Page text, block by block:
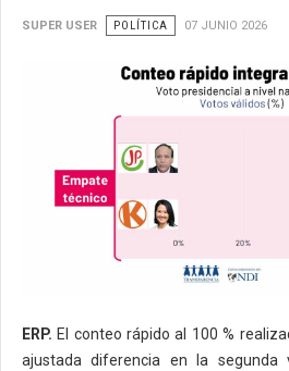
SUPER USER POLÍTICA 07 JUNIO 2026
ERP. El conteo rápido al 100 %
ajustada diferencia en la segunda